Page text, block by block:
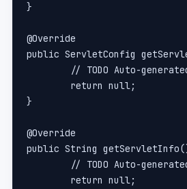
}
@Override
public ServletConfig
// TODO Auto-
	return null;
}
@Override
public String
// TODO Auto-
	return null;